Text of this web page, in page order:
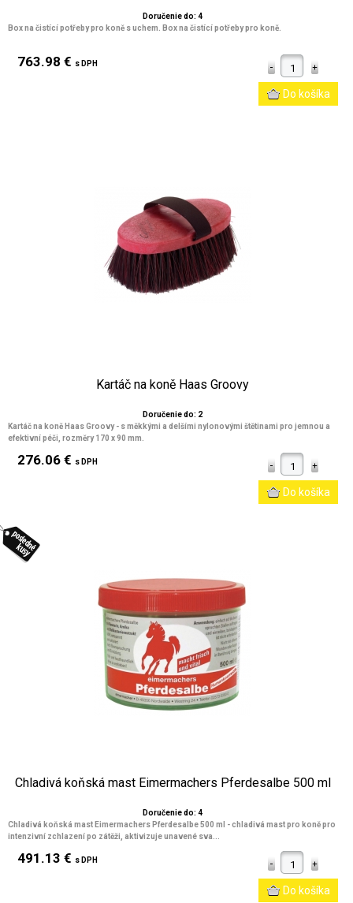
Doručenie do: 4
Box na čistící potřeby pro koně s uchem. Box na čistící potřeby pro koně.
763.98 € s DPH
Kartáč na koně Haas Groovy
Doručenie do: 2
Kartáč na koně Haas Groovy - s měkkými a delšími nylonovými štětinami pro jemnou a
efektivní péči, rozměry 170 x 90 mm.
276.06 € s DPH
Chladivá koňská mast Eimermachers Pferdesalbe 500 ml
Doručenie do: 4
Chladivá koňská mast Eimermachers Pferdesalbe 500 ml - chladivá mast pro koně pro
intenzivní zchlazení po zátěži, aktivizuje unavené sva...
491.13 € s DPH